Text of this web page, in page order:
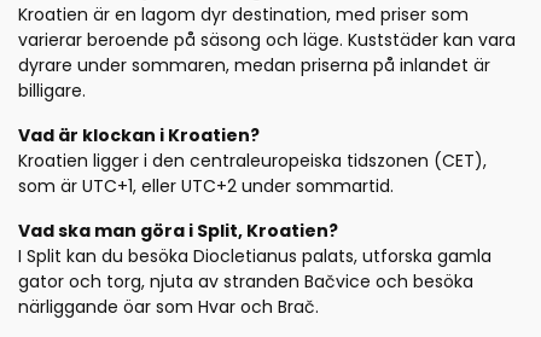
Kroatien är en lagom dyr destination, med priser som
varierar beroende på säsong och läge. Kuststäder kan vara
dyrare under sommaren, medan priserna på inlandet är
billigare.
Vad är klockan i Kroatien?
Kroatien ligger i den centraleuropeiska tidszonen (CET),
som är UTC+1, eller UTC+2 under sommartid.
Vad ska man göra i Split, Kroatien?
I Split kan du besöka Diocletianus palats, utforska gamla
gator och torg, njuta av stranden Bačvice och besöka
närliggande öar som Hvar och Brač.